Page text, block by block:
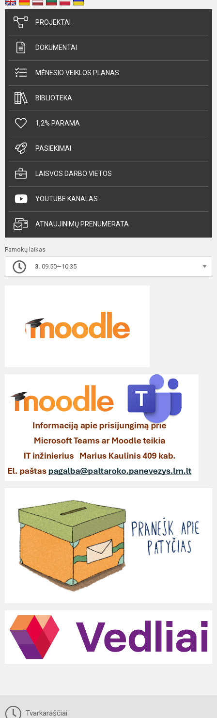
PROJEKTAI
DOKUMENTAI
MĖNESIO VEIKLOS PLANAS
BIBLIOTEKA
1,2% PARAMA
PASIEKIMAI
LAISVOS DARBO VIETOS
YOUTUBE KANALAS
ATNAUJINIMŲ PRENUMERATA
Pamokų laikas
3. 09.50—10.35
Tvarkaraščiai